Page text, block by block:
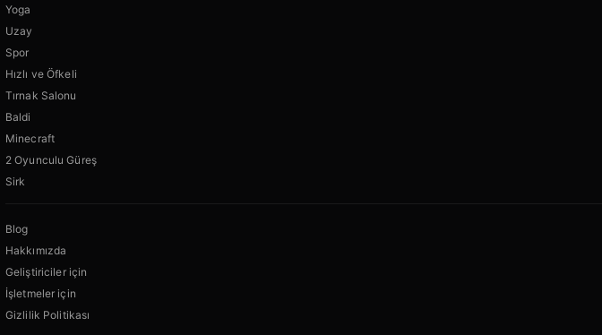
Yoga
Uzay
Spor
Hızlı ve Öfkeli
Tırnak Salonu
Baldi
Minecraft
2 Oyunculu Güreş
Sirk
Blog
Hakkımızda
Geliştiriciler için
İşletmeler için
Gizlilik Politikası